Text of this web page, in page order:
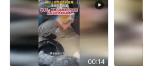
00:14